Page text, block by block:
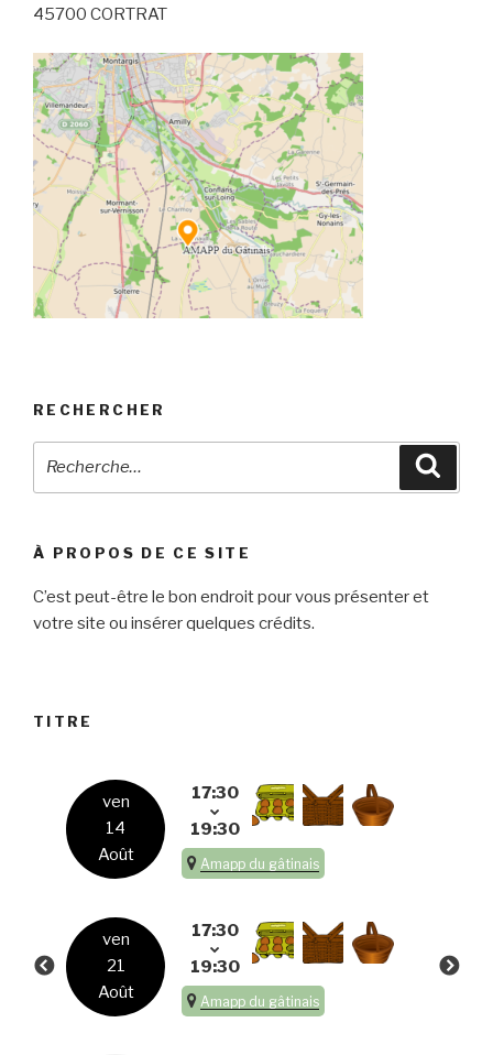
45700 CORTRAT
RECHERCHER
À PROPOS DE CE SITE
C’est peut-être le bon endroit pour vous présenter et
votre site ou insérer quelques crédits.
TITRE
ven
14
Août
17:30
19:30
Amapp du gâtinais
ven
21
Août
17:30
19:30
Amapp du gâtinais